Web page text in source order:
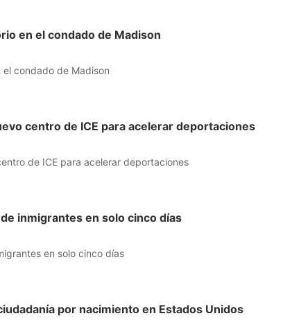
en el condado de Madison
condado de Madison
centro de ICE para acelerar deportaciones
de ICE para acelerar deportaciones
inmigrantes en solo cinco días
en solo cinco días
por nacimiento en Estados Unidos